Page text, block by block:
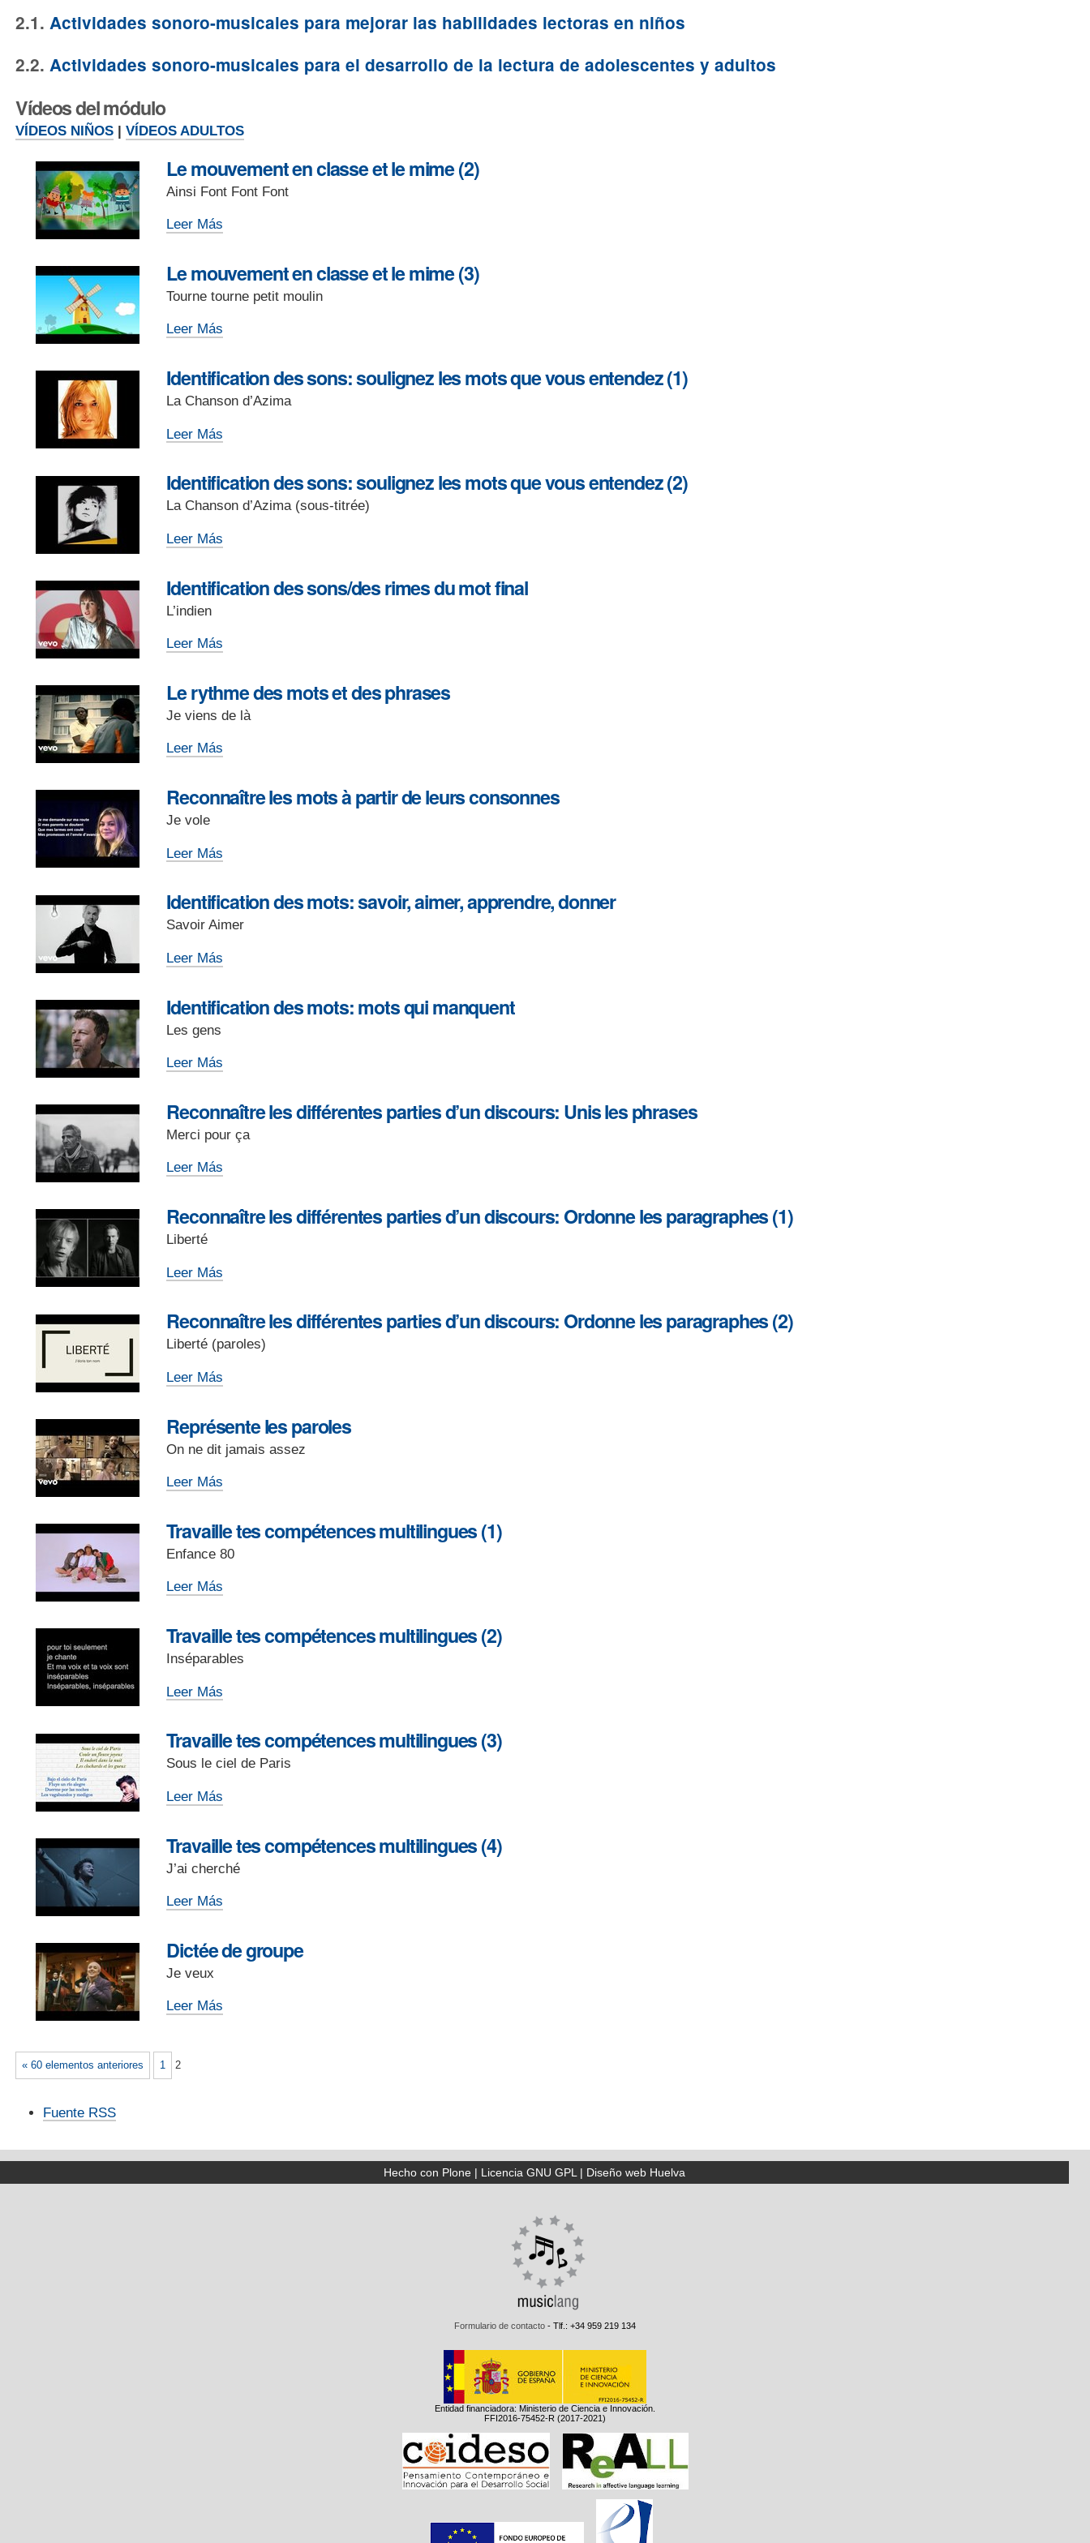
2.1.Actividades sonoro-musicales para mejorar las habilidades lectoras en niños
2.2.Actividades sonoro-musicales para el desarrollo de la lectura de adolescentes y adultos
Vídeos del módulo
VÍDEOS NIÑOS |VÍDEOS ADULTOS
Le mouvement en classe et le mime (2)
Ainsi Font Font Font
Le
classe
et
le
mime
-
Leer Más
Le mouvement en classe et le mime (3)
Tourne tourne petit moulin
Le
classe
et
mime
-
Leer Más
Identification des sons: soulignez les mots que vous entendez (1)
La Chanson d’Azima
Identification
soulignez
les
mots
que
entendez
(1)
Leer Más
Identification des sons: soulignez les mots que vous entendez (2)
La Chanson d’Azima (sous-titrée)
Identification
soulignez
les
mots
que
entendez
(2)
Leer Más
Identification des sons/des rimes du mot final
L’indien
Identification
rimes
du
mot
final
Leer Más
Le rythme des mots et des phrases
Je viens de là
Le
mots
et
phrases
Leer Más
Reconnaître les mots à partir de leurs consonnes
Je vole
Reconnaître
à
partir
de
leurs
-
Leer Más
Identification des mots: savoir, aimer, apprendre, donner
Savoir Aimer
Identification
savoir,
aimer,
apprendre,
donner
Leer Más
Identification des mots: mots qui manquent
Les gens
Identification
mots
qui
manquent
-
Leer Más
Reconnaître les différentes parties d’un discours: Unis les phrases
Merci pour ça
Reconnaître
parties
d’un
discours:
Unis
phrases
-
Leer Más
Reconnaître les différentes parties d’un discours: Ordonne les paragraphes (1)
Liberté
Reconnaître
parties
d’un
discours:
Ordonne
paragraphes
(1)
Leer Más
Reconnaître les différentes parties d’un discours: Ordonne les paragraphes (2)
Liberté (paroles)
Reconnaître
parties
d’un
discours:
Ordonne
paragraphes
(2)
Leer Más
Représente les paroles
On ne dit jamais assez
Représente
-
Leer Más
Travaille tes compétences multilingues (1)
Enfance 80
Travaille
multilingues
(1)
Leer Más
Travaille tes compétences multilingues (2)
Inséparables
Travaille
multilingues
(2)
-
Leer Más
Travaille tes compétences multilingues (3)
Sous le ciel de Paris
Travaille
multilingues
(3)
-
Leer Más
Travaille tes compétences multilingues (4)
J’ai cherché
Travaille
multilingues
(4)
-
Leer Más
Dictée de groupe
Je veux
Dictée
Leer Más
« 60 elementos anteriores 1 2
Fuente RSS
Hecho con Plone | Licencia GNU GPL| Diseño web Huelva
Formulario de contacto - Tlf.: +34 959 219 134
Entidad financiadora: Ministerio de Ciencia e Innovación.
FFI2016-75452-R (2017-2021)